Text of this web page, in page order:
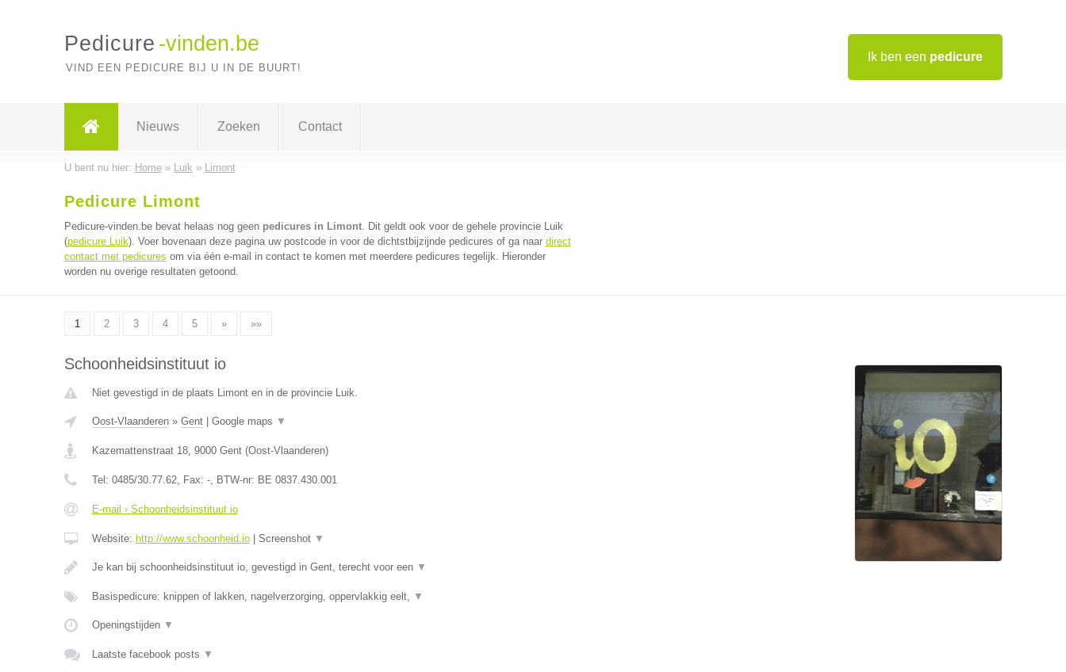
Ik ben een pedicure
Pedicure -vinden.be
VIND EEN PEDICURE BIJ U IN DE BUURT!
Nieuws Zoeken Contact
U bent nu hier: Home» Luik » Limont
Pedicure Limont
Pedicure-vinden.be bevat helaas nog geen pedicures in Limont. Dit geldt ook voor de gehele provincie Luik
(pedicure Luik). Voer bovenaan deze pagina uw postcode in voor de dichtstbijzijnde pedicures of ga naar direct
contact met pedicures om via één e-mail in contact te komen met meerdere pedicures tegelijk. Hieronder
worden nu overige resultaten getoond.
1 2 3 4 5 » »»
Schoonheidsinstituut io
Niet gevestigd in de plaats Limont en in de provincie Luik.
Oost-Vlaanderen» Gent| Google maps ▼
Kazemattenstraat 18, 9000 Gent(Oost-Vlaanderen)
Tel: 0485/30.77.62, Fax: -, BTW-nr: BE 0837.430.001
E-mail › Schoonheidsinstituut io
Website: http://www.schoonheid.io| Screenshot ▼
Je kan bij schoonheidsinstituut io, gevestigd in Gent, terecht voor een ▼
Basispedicure: knippen of lakken, nagelverzorging, oppervlakkig eelt, ▼
Openingstijden ▼
Laatste facebook posts ▼